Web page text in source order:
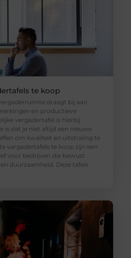
te koop
draagt bij aan
en productieve
vergadertafel is hierbij
is dat je niet altijd een nieuwe
om kwaliteit en uitstraling te
vergadertafels te koop zijn een
voor bedrijven die bewust
duurzaamheid. Deze tafels